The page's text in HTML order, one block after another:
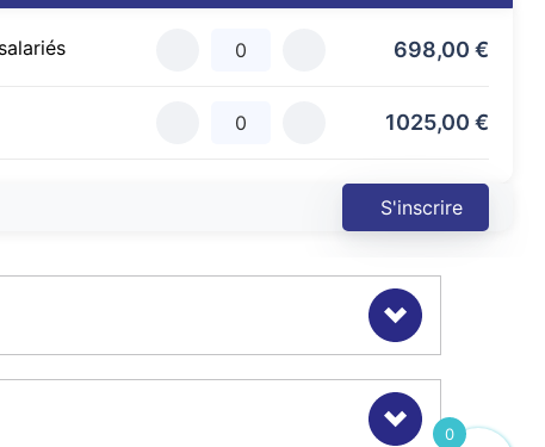
698,00 €
1025,00 €
S'inscrire
ou sans hyperactivité
0